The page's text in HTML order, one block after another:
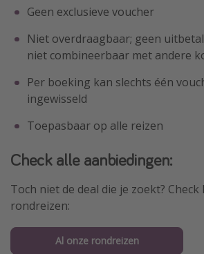
Geen exclusieve voucher
Niet overdraagbaar; geen
niet combineerbaar met andere
Per boeking kan slechts één
ingewisseld
Toepasbaar op alle reizen
Check alle aanbiedingen:
Toch niet de deal die je zoekt?
rondreizen:
Al onze rondreizen